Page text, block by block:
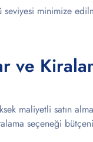
seviyesi minimize
ve
maliyetli satın
seçeneği